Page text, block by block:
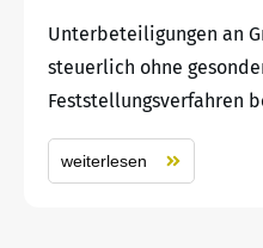
Unterbeteiligungen an
steuerlich ohne
Feststellungsverfahren
weiterlesen